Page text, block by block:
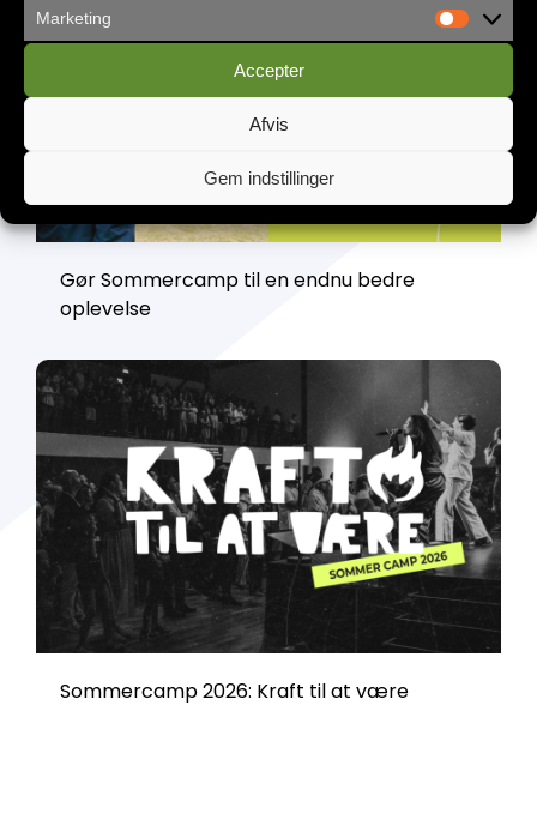
Marketing
Accepter
Afvis
Gem indstillinger
Gør Sommercamp til en endnu bedre
oplevelse
Sommercamp 2026: Kraft til at være